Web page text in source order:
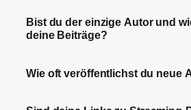
Bist du der einzige Autor und
deine Beiträge?
Wie oft veröffentlichst du neue